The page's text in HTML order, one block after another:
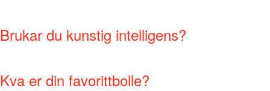
Brukar du kunstig intelligens?
Kva er din favorittbolle?